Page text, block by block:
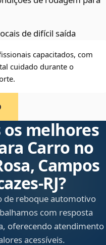
de difícil saída
capacitados, com
cuidado durante o
os melhores
Carro no
Campos
de reboque automotivo
com resposta
oferecendo atendimento
acessíveis.